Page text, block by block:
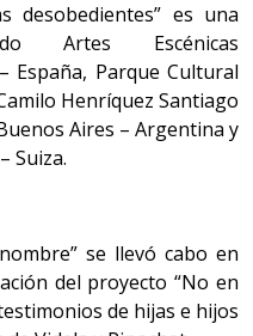
desobedientes” es una
Artes Escénicas
España, Parque Cultural
Henríquez Santiago
Aires – Argentina y
Suiza.
se llevó cabo en
del proyecto “No en
de hijas e hijos